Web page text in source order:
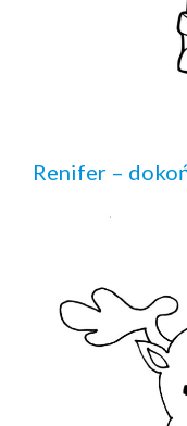
Renifer –